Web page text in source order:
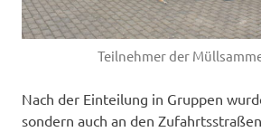
Teilnehmer der
Nach der Einteilung in Gruppen
sondern auch an den